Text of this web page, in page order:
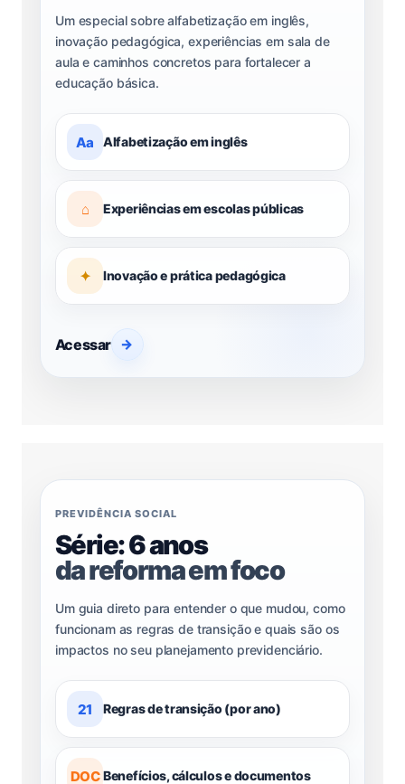
Um especial sobre alfabetização em inglês,
inovação pedagógica, experiências em sala de
aula e caminhos concretos para fortalecer a
educação básica.
Aa Alfabetização em inglês
⌂ Experiências em escolas públicas
✦ Inovação e prática pedagógica
Acessar →
PREVIDÊNCIA SOCIAL
Série: 6 anos
da reforma em foco
Um guia direto para entender o que mudou, como
funcionam as regras de transição e quais são os
impactos no seu planejamento previdenciário.
21 Regras de transição (por ano)
DOC Benefícios, cálculos e documentos